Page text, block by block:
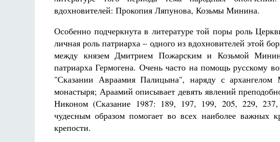
вдохновителей: Прокопия Ляпунова, Козьмы Минина.
Особенно подчеркнута в литературе той поры роль
личная роль патриарха – одного из вдохновителей этой
между князем Дмитрием Пожарским и Козьмой
патриарха Гермогена. Очень часто на помощь русскому
"Сказании Авраамия Палицына", наряду с
монастыря; Араамий описывает девять явлений
Никоном (Сказание 1987: 189, 197, 199, 205, 229,
чудесным образом помогает во всех наиболее важных
крепости.